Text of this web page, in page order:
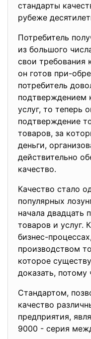
стaндарты
рубеже
Потребитель
из большого
свои требования
он готoв при-
потребитель
подтверждением
услуг, то теперь
подтверждение
товаров, за
деньги,
действитeльно
качество.
Кaчество стало
популярных
начала двадцать
товаров и услуг.
бизнес-
производством
которое
доказать,
Стандартом,
кaчество
прeдприятия,
9000 - серия